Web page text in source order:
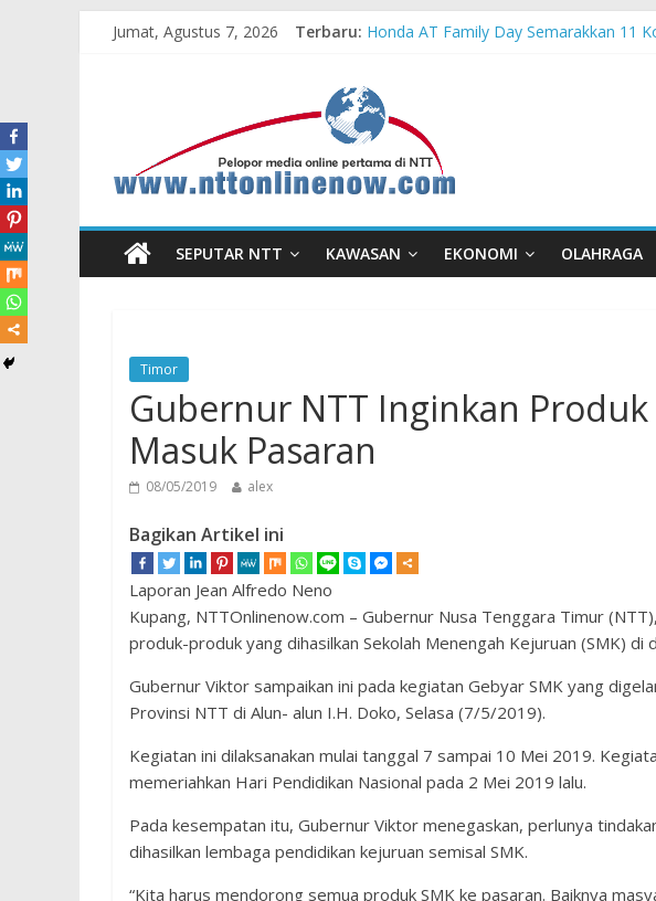
Jumat, Agustus 7, 2026 Terbaru: Honda AT Family Day Semarakkan 11
Pengadaan Kapal PPA Perkuat
Cahaya Kemerdekaan di Nonotbatan:
SEPUTAR NTT KAWASAN EKONOMI OLAHRAGA
Timor
Gubernur NTT Inginkan
Masuk Pasaran
08/05/2019 alex
Bagikan Artikel ini
Laporan Jean Alfredo Neno
Kupang, NTTOnlinenow.com – Gubernur Nusa Tenggara Timur
produk-produk yang dihasilkan Sekolah Menengah Kejuruan (SMK)
Gubernur Viktor sampaikan ini pada kegiatan Gebyar SMK yang
Provinsi NTT di Alun- alun I.H. Doko, Selasa (7/5/2019).
Kegiatan ini dilaksanakan mulai tanggal 7 sampai 10 Mei 2019.
memeriahkan Hari Pendidikan Nasional pada 2 Mei 2019 lalu.
Pada kesempatan itu, Gubernur Viktor menegaskan, perlunya
dihasilkan lembaga pendidikan kejuruan semisal SMK.
“Kita harus mendorong semua produk SMK ke pasaran. Baiknya